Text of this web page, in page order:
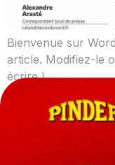
Bienvenue sur
article. Modifiez-le
écrire !